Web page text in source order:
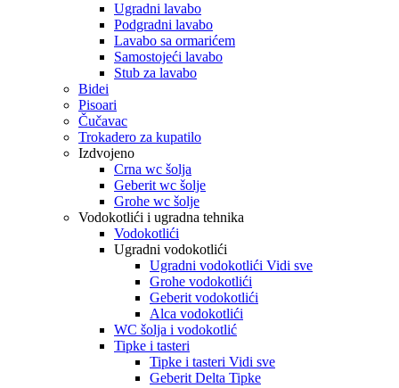
Ugradni lavabo
Podgradni lavabo
Lavabo sa ormarićem
Samostojeći lavabo
Stub za lavabo
Bidei
Pisoari
Čučavac
Trokadero za kupatilo
Izdvojeno
Crna wc šolja
Geberit wc šolje
Grohe wc šolje
Vodokotlići i ugradna tehnika
Vodokotlići
Ugradni vodokotlići
Ugradni vodokotlići Vidi sve
Grohe vodokotlići
Geberit vodokotlići
Alca vodokotlići
WC šolja i vodokotlić
Tipke i tasteri
Tipke i tasteri Vidi sve
Geberit Delta Tipke